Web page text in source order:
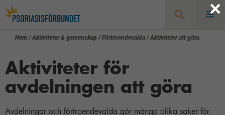
Sök
Hem /Aktiviteter & gemenskap /Förtroendevalda /Aktiviteter att göra
Aktiviteter för
avdelningen att göra
Avdelningar och förtroendevalda gör många olika saker för
×